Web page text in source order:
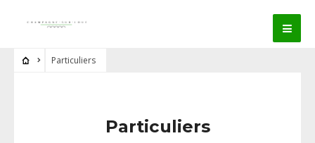
Particuliers
Particuliers